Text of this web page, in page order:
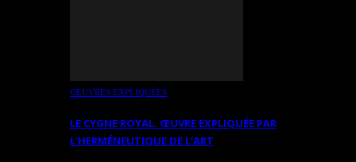
OEUVRES EXPLIQUÉES
LE CYGNE ROYAL. ŒUVRE EXPLIQUÉE PAR
L’HERMÉNEUTIQUE DE L’ART